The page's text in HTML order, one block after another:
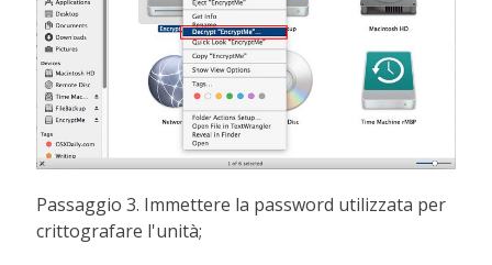
Passaggio 3. Immettere la password utilizzata per
crittografare l'unità;